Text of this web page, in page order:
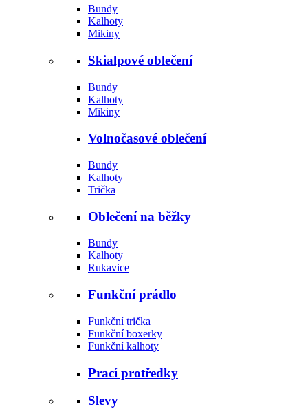
Bundy
Kalhoty
Mikiny
Skialpové oblečení
Bundy
Kalhoty
Mikiny
Volnočasové oblečení
Bundy
Kalhoty
Trička
Oblečení na běžky
Bundy
Kalhoty
Rukavice
Funkční prádlo
Funkční trička
Funkční boxerky
Funkční kalhoty
Prací protředky
Slevy